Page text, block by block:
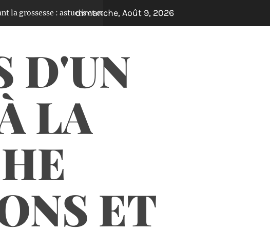
: astuces et conseils pour un quotidien plus serein
dimanche, Août 9, 2026
D'UN
LA
ET